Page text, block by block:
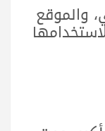
والموقع